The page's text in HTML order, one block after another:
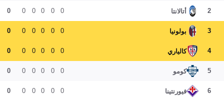
2 أتالانتا 0
0
0
0
0
0
3 بولونيا 0
0
0
0
0
0
4 كالياري 0
0
0
0
0
0
5 كومو 0
0
0
0
0
0
6 فيورنتينا 0
0
0
0
0
0